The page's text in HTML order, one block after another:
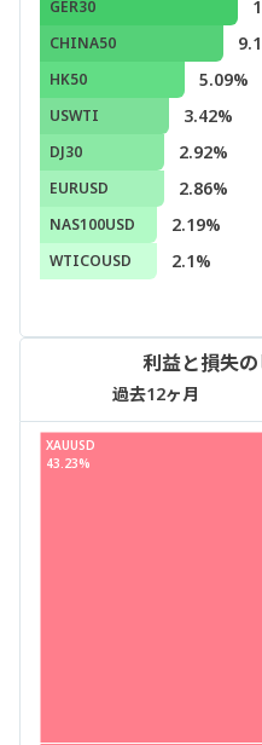
GER30
CHINA50
HK50 5.09%
USWTI 3.42%
DJ30 2.92%
EURUSD 2.86%
NAS100USD 2.19%
WTICOUSD 2.1%
利益と損失
過去12ヶ月
XAUUSD
43.23%